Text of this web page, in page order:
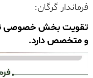
فرماندار گرگان:
تقویت بخش خصوصی
و متخصص دارد.